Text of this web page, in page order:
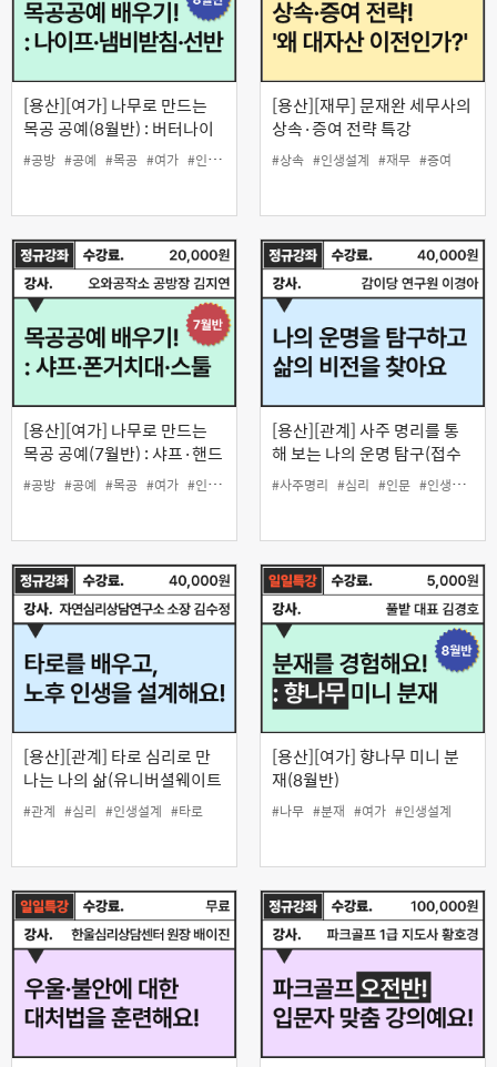
[용산][여가] 나무로 만드는
목공 공예(8월반) : 버터나이
프·냄비받침·선반
#공방 #공예 #목공 #여가 #인생설계
[용산][재무] 문재완 세무사의
상속·증여 전략 특강
#상속 #인생설계 #재무 #증여
[용산][여가] 나무로 만드는
목공 공예(7월반) : 샤프·핸드
폰 거치대·스텝 스툴
#공방 #공예 #목공 #여가 #인생설계
[용산][관계] 사주 명리를 통
해 보는 나의 운명 탐구(접수
마감/신청불가)
#사주명리 #심리 #인문 #인생설계
[용산][관계] 타로 심리로 만
나는 나의 삶(유니버셜웨이트
타로카드)
#관계 #심리 #인생설계 #타로
[용산][여가] 향나무 미니 분
재(8월반)
#나무 #분재 #여가 #인생설계